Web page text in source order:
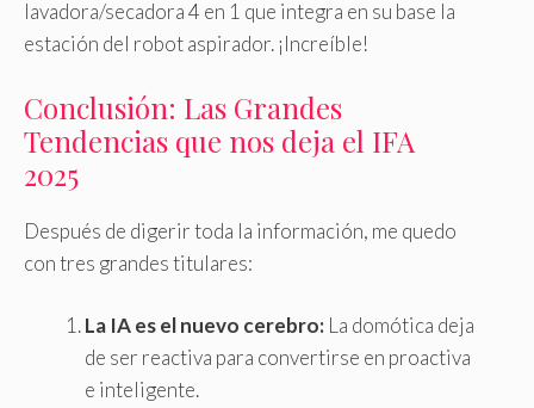
lavadora/secadora 4 en 1 que integra en su base la
estación del robot aspirador. ¡Increíble!
Conclusión: Las Grandes
Tendencias que nos deja el IFA
2025
Después de digerir toda la información, me quedo
con tres grandes titulares:
La IA es el nuevo cerebro: La domótica deja
de ser reactiva para convertirse en proactiva
e inteligente.